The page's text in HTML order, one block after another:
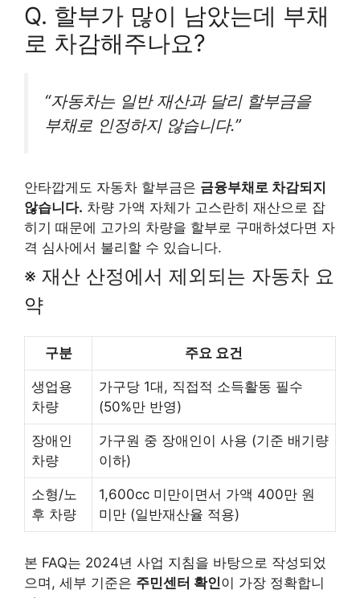
Q. 할부가 많이 남았는데 부채
로 차감해주나요?
“자동차는 일반 재산과 달리 할부금을
부채로 인정하지 않습니다.”
안타깝게도 자동차 할부금은 금융부채로 차감되지
않습니다. 차량 가액 자체가 고스란히 재산으로 잡
히기 때문에 고가의 차량을 할부로 구매하셨다면 자
격 심사에서 불리할 수 있습니다.
※ 재산 산정에서 제외되는 자동차 요
약
구분 주요 요건
생업용
차량
가구당 1대, 직접적 소득활동 필수
(50%만 반영)
장애인
차량
가구원 중 장애인이 사용 (기준 배기량
이하)
소형/노
후 차량
1,600cc 미만이면서 가액 400만 원
미만 (일반재산율 적용)
본 FAQ는 2024년 사업 지침을 바탕으로 작성되었
으며, 세부 기준은 주민센터 확인이 가장 정확합니